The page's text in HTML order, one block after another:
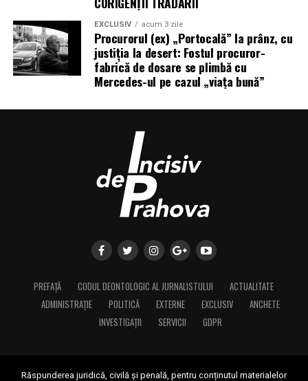
EXCLUSIV acum 3 zile
Procurorul (ex) „Portocală” la prânz, cu
justiția la desert: Fostul procuror-
fabrică de dosare se plimbă cu
Mercedes-ul pe cazul „viața bună”
PREFAȚĂ CODUL DEONTOLOGIC AL JURNALISTULUI
ACTUALITATE
ADMINISTRAȚIE
POLITICĂ EXTERNE EXCLUSIV
ANCHETE
INVESTIGAȚII
SERVICII GDPR
Răspunderea juridică, civilă și penală, pentru conținutul materialelor